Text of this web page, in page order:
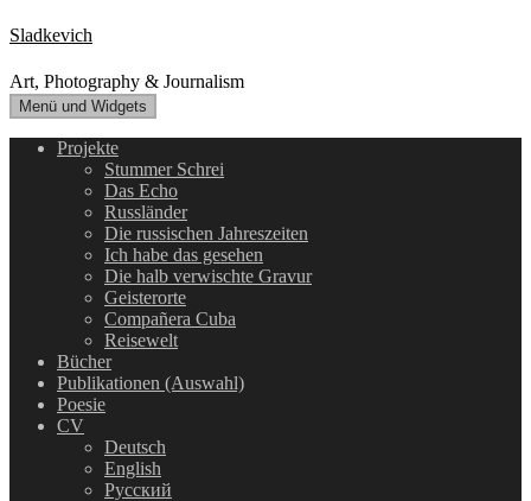
Zum
Inhalt
springen
Sladkevich
Art, Photography & Journalism
Menü und Widgets
Projekte
Stummer Schrei
Das Echo
Russländer
Die russischen Jahreszeiten
Ich habe das gesehen
Die halb verwischte Gravur
Geisterorte
Compañera Cuba
Reisewelt
Bücher
Publikationen (Auswahl)
Poesie
CV
Deutsch
English
Русский